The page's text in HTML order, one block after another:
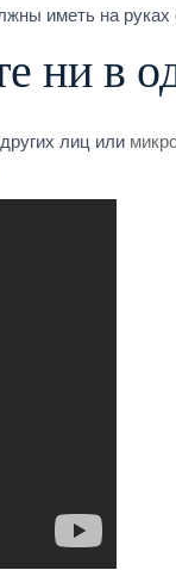
иметь на руках
ни в
лиц или